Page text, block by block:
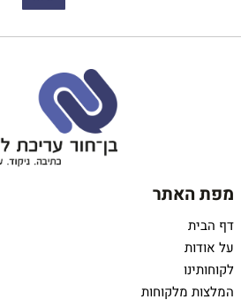
מפת האתר
דף הבית
על אודות
לקוחותינו
המלצות מלקוחות